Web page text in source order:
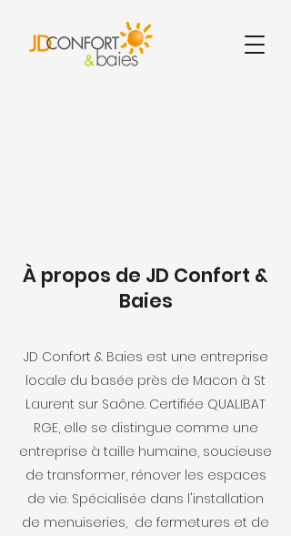
À propos de JD Confort &
Baies
JD Confort & Baies est une entreprise
locale du basée près de Macon à St
Laurent sur Saône. Certifiée​ QUALIBAT
RGE, elle se distingue comme une
entreprise à taille humaine, soucieuse
de transformer, rénover les espaces
de vie. Spécialisée dans l'installation
de menuiseries, de fermetures et de